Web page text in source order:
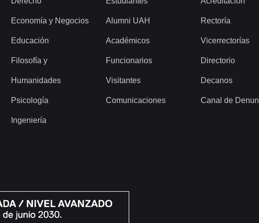
Economía y Negocios
Educación
Filosofía y
Humanidades
Psicología
Ingeniería
Alumni UAH
Académicos
Funcionarios
Visitantes
Comunicaciones
Rectoría
Vicerrectorías
Directorio
Decanos
Canal de